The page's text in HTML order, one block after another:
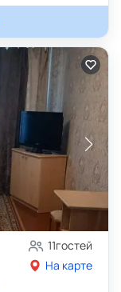
11гостей
На карте